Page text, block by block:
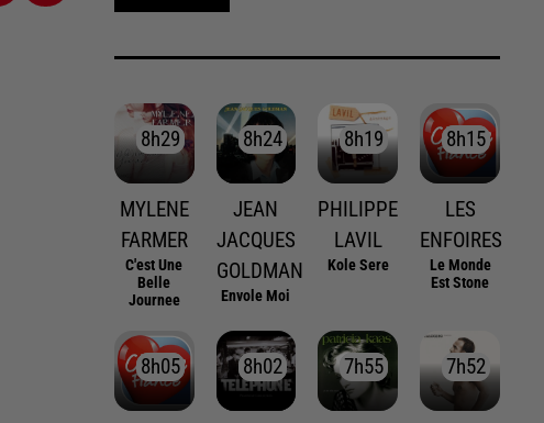
8h29
8h29
MYLENE
FARMER
C'est Une
Belle
Journee
8h24
8h24
JEAN
JACQUES
GOLDMAN
Envole Moi
8h19
8h19
PHILIPPE
LAVIL
Kole Sere
8h15
8h15
LES
ENFOIRES
Le Monde
Est Stone
8h05
8h05 8h02
8h02 7h55
7h55 7h52
7h52